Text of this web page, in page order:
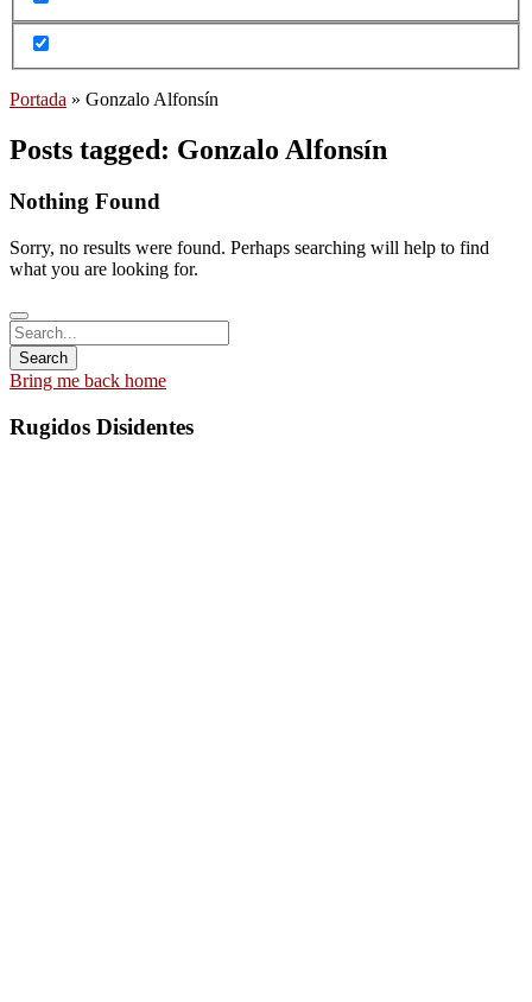
Portada » Gonzalo Alfonsín
Posts tagged: Gonzalo Alfonsín
Nothing Found
Sorry, no results were found. Perhaps searching will help to find
what you are looking for.
Bring me back home
Rugidos Disidentes